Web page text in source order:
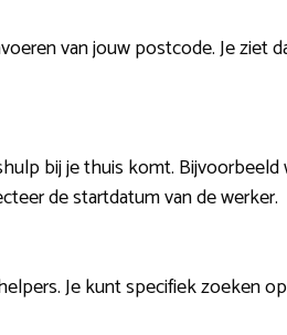
van jouw postcode. Je ziet
bij je thuis komt.
de startdatum van de werker.
Je kunt specifiek zoeken